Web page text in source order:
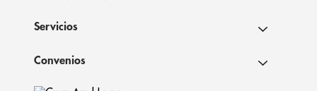
Servicios
Convenios